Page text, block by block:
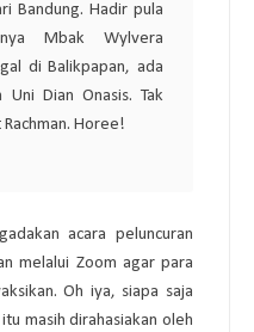
Bandung. Hadir pula
Mbak Wylvera
di Balikpapan, ada
Dian Onasis. Tak
Horee!
acara peluncuran
melalui Zoom agar para
Oh iya, siapa saja
masih dirahasiakan oleh